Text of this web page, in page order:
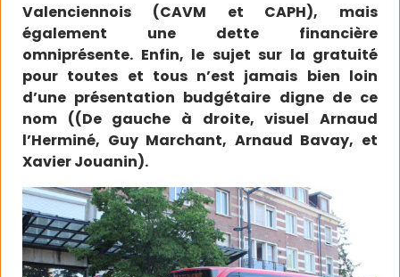
Valenciennois (CAVM et CAPH), mais
également une dette financière
omniprésente. Enfin, le sujet sur la gratuité
pour toutes et tous n’est jamais bien loin
d’une présentation budgétaire digne de ce
nom ((De gauche à droite, visuel Arnaud
l’Herminé, Guy Marchant, Arnaud Bavay, et
Xavier Jouanin).